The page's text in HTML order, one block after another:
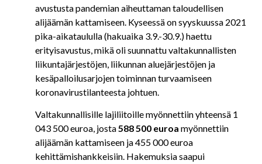
avustusta pandemian aiheuttaman taloudellisen
alijäämän kattamiseen. Kyseessä on syyskuussa 2021
pika-aikataululla (hakuaika 3.9.-30.9.) haettu
erityisavustus, mikä oli suunnattu valtakunnallisten
liikuntajärjestöjen, liikunnan aluejärjestöjen ja
kesäpalloilusarjojen toiminnan turvaamiseen
koronavirustilanteesta johtuen.
Valtakunnallisille lajiliitoille myönnettiin yhteensä 1
043 500 euroa, josta588 500 euroa myönnettiin
alijäämän kattamiseen ja 455 000 euroa
kehittämishankkeisiin. Hakemuksia saapui